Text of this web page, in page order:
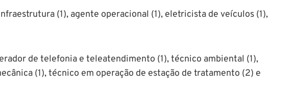
(1), agente operacional (1), eletricista de veículos (1),
de telefonia e teleatendimento (1), técnico ambiental (1),
(1), técnico em operação de estação de tratamento (2) e